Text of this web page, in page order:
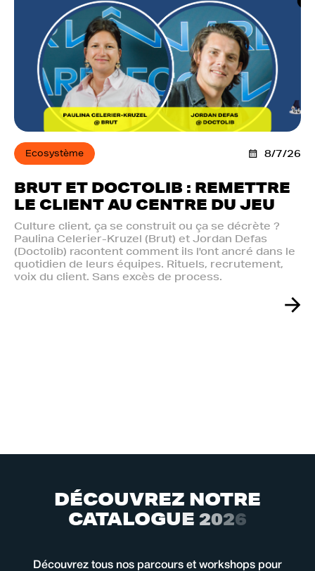
Ecosystème 8/7/26
BRUT ET DOCTOLIB : REMETTRE
LE CLIENT AU CENTRE DU JEU
Culture client, ça se construit ou ça se décrète ?
Paulina Celerier-Kruzel (Brut) et Jordan Defas
(Doctolib) racontent comment ils l'ont ancré dans le
quotidien de leurs équipes. Rituels, recrutement,
voix du client. Sans excès de process.
DÉCOUVREZ NOTRE
CATALOGUE 2026
Découvrez tous nos parcours et workshops pour